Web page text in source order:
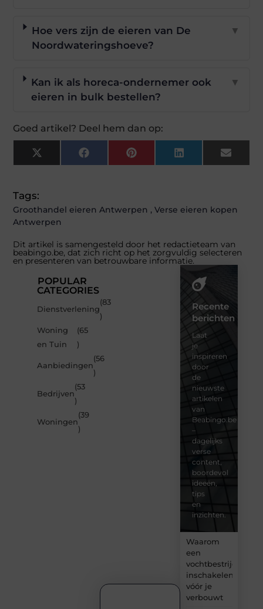
Hoe vers zijn de eieren van De
Noordwateringshoeve?
▼
Kan ik als horeca-ondernemer ook
eieren in bulk bestellen?
▼
Goed artikel? Deel hem dan op:
X
(Twitter)
FacebookPinterestLinkedInEmail
Tags:
Groothandel eieren Antwerpen ,Verse eieren kopen
Antwerpen
Dit artikel is samengesteld door het redactieteam van
beabingo.be, dat zich richt op het zorgvuldig selecteren
en presenteren van betrouwbare informatie.
POPULAR
CATEGORIES
Dienstverlening
(83
)
Woning
en Tuin
(65
)
Aanbiedingen
(56
)
Bedrijven
(53
)
Woningen
(39
)
Recente
berichten
Laat
je
inspireren
door
de
nieuwste
artikelen
van
Beabingo.be
–
dagelijks
verse
content,
boordevol
ideeën,
tips
en
inzichten.
Waarom
een
inschakelen
vóór je
verbouwt